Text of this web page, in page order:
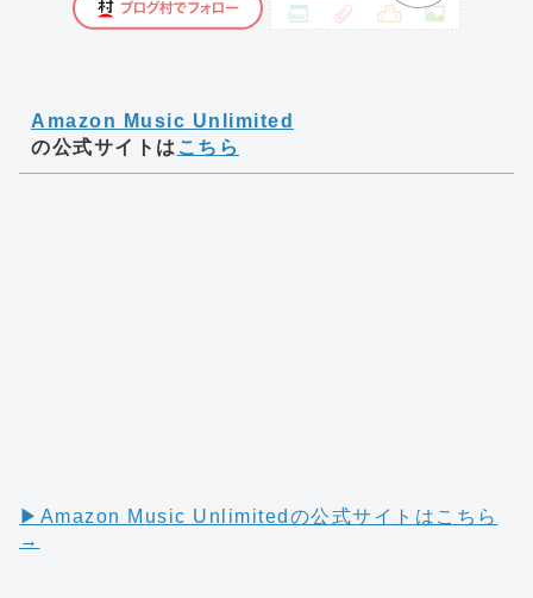
Amazon Music Unlimited
の公式サイトは こちら
▶︎Amazon Music Unlimitedの公式サイトはこちら
→